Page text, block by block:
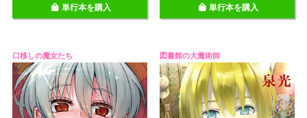
単行本を購入 単行本を購入
口移しの魔女たち 図書館の大魔術師